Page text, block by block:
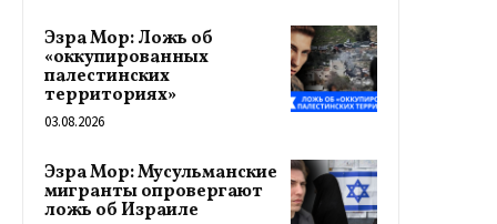
Эзра Мор: Ложь об
«оккупированных
палестинских
территориях»
03.08.2026
Эзра Мор: Мусульманские
мигранты опровергают
ложь об Израиле